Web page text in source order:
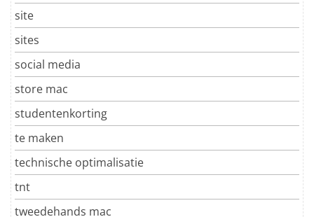
site
sites
social media
store mac
studentenkorting
te maken
technische optimalisatie
tnt
tweedehands mac